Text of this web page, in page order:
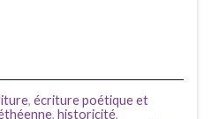
, écriture poétique et
, historicité,